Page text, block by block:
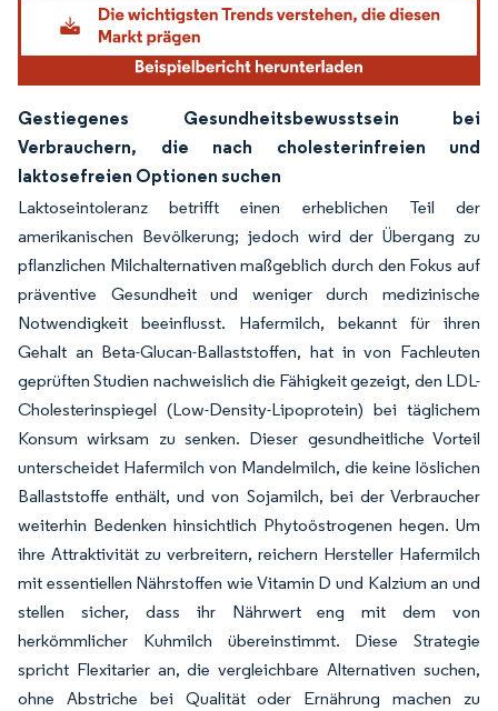
Gestiegenes Gesundheitsbewusstsein bei
Verbrauchern, die nach cholesterinfreien und
laktosefreien Optionen suchen
Laktoseintoleranz betrifft einen erheblichen Teil der
amerikanischen Bevölkerung; jedoch wird der Übergang zu
pflanzlichen Milchalternativen maßgeblich durch den Fokus auf
präventive Gesundheit und weniger durch medizinische
Notwendigkeit beeinflusst. Hafermilch, bekannt für ihren
Gehalt an Beta-Glucan-Ballaststoffen, hat in von Fachleuten
geprüften Studien nachweislich die Fähigkeit gezeigt, den LDL-
Cholesterinspiegel (Low-Density-Lipoprotein) bei täglichem
Konsum wirksam zu senken. Dieser gesundheitliche Vorteil
unterscheidet Hafermilch von Mandelmilch, die keine löslichen
Ballaststoffe enthält, und von Sojamilch, bei der Verbraucher
weiterhin Bedenken hinsichtlich Phytoöstrogenen hegen. Um
ihre Attraktivität zu verbreitern, reichern Hersteller Hafermilch
mit essentiellen Nährstoffen wie Vitamin D und Kalzium an und
stellen sicher, dass ihr Nährwert eng mit dem von
herkömmlicher Kuhmilch übereinstimmt. Diese Strategie
spricht Flexitarier an, die vergleichbare Alternativen suchen,
ohne Abstriche bei Qualität oder Ernährung machen zu